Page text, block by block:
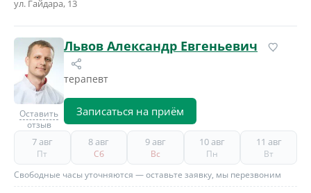
ул. Гайдара, 13
Оставить
отзыв
Львов Александр Евгеньевич
терапевт
Записаться на приём
7 авг
Пт
8 авг
Сб
9 авг
Вс
10 авг
Пн
11 авг
Вт
Свободные часы уточняются — оставьте заявку, мы перезвоним